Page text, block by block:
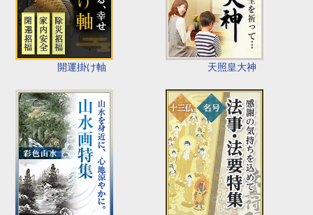
開運掛け軸 天照皇大神